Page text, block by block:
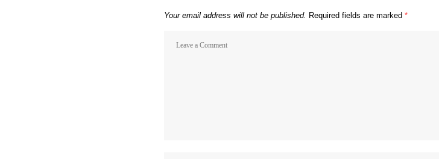
Your email address will not be published. Required fields are marked *